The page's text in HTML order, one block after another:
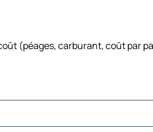
(péages, carburant, coût par